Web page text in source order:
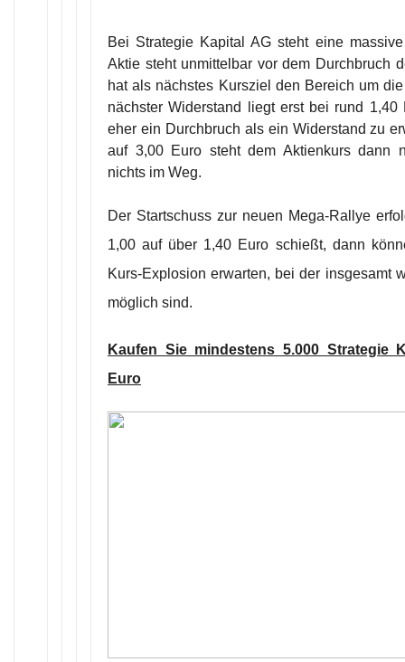
Bei Strategie Kapital AG steht eine
Aktie steht unmittelbar vor dem Durchbruch
hat als nächstes Kursziel den Bereich um
nächster Widerstand liegt erst bei rund
eher ein Durchbruch als ein Widerstand zu
auf 3,00 Euro steht dem Aktienkurs dann
nichts im Weg.
Der Startschuss zur neuen Mega-Rallye
1,00 auf über 1,40 Euro schießt, dann
Kurs-Explosion erwarten, bei der insgesamt
möglich sind.
Kaufen Sie mindestens 5.000 Strategie
Euro